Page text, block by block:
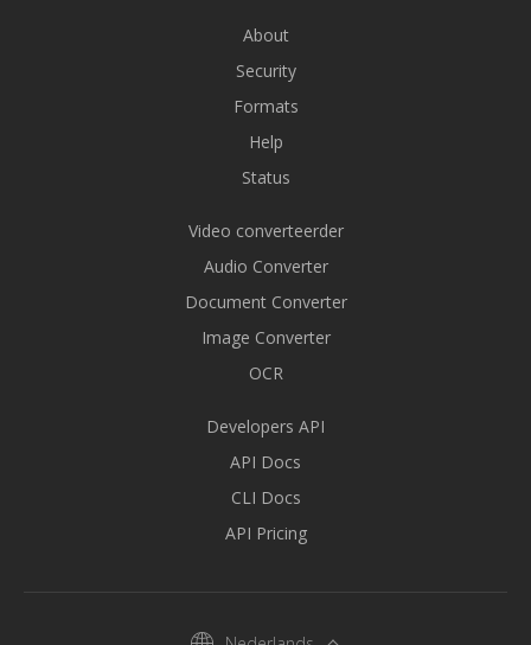
About
Security
Formats
Help
Status
Video converteerder
Audio Converter
Document Converter
Image Converter
OCR
Developers API
API Docs
CLI Docs
API Pricing